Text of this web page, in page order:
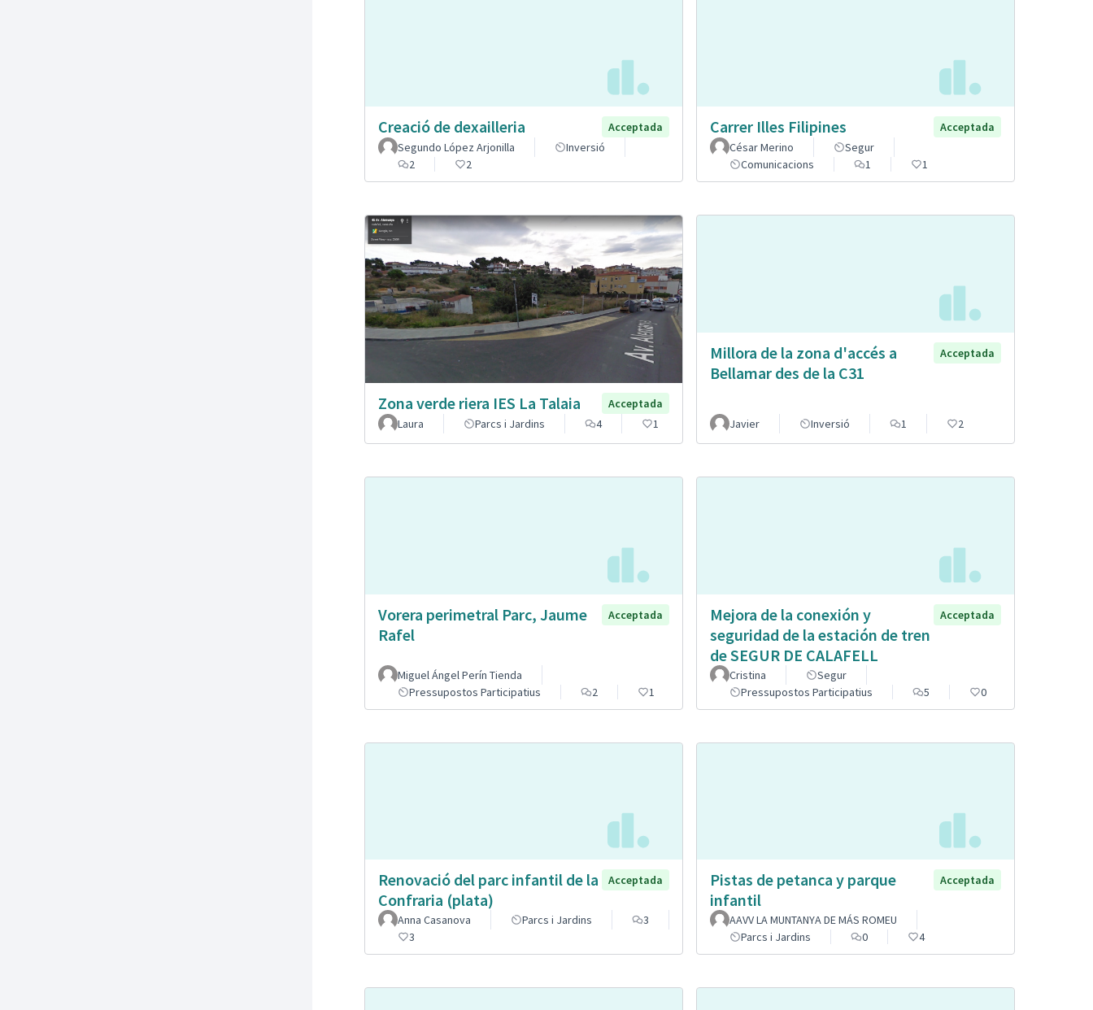
Creació de dexailleria
Acceptada
Segundo López Arjonilla
Inversió
2
2
Carrer Illes Filipines
Acceptada
César Merino
Segur
Comunicacions
1 1
Zona verde riera IES La Talaia
Acceptada
Laura
Parcs i Jardins 4 1
Millora de la zona d'accés a
Bellamar des de la C31
Acceptada
Javier Inversió 1 2
Vorera perimetral Parc, Jaume
Rafel
Acceptada
Miguel Ángel Perín Tienda
Pressupostos Participatius
2 1
Mejora de la conexión y
seguridad de la estación de tren
de SEGUR DE CALAFELL
Acceptada
Cristina
Segur
Pressupostos Participatius
5 0
Renovació del parc infantil de la
Confraria (plata)
Acceptada
Anna Casanova Parcs i Jardins
3
3
Pistas de petanca y parque
infantil
Acceptada
AAVV LA MUNTANYA DE MÁS ROMEU
Parcs i Jardins
0 4